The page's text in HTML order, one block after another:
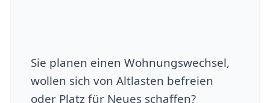
Sie planen einen Wohnungswechsel,
wollen sich von Altlasten befreien
oder Platz für Neues schaffen?